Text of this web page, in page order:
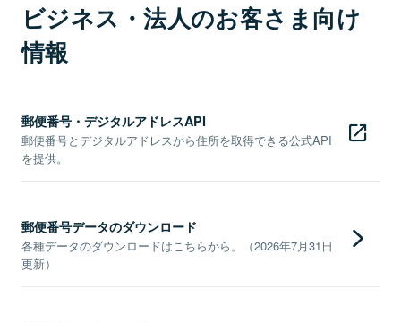
ビジネス・法人のお客さま向け
情報
郵便番号・デジタルアドレスAPI
郵便番号とデジタルアドレスから住所を取得できる公式API
を提供。
郵便番号データのダウンロード
各種データのダウンロードはこちらから。（2026年7月31日
更新）